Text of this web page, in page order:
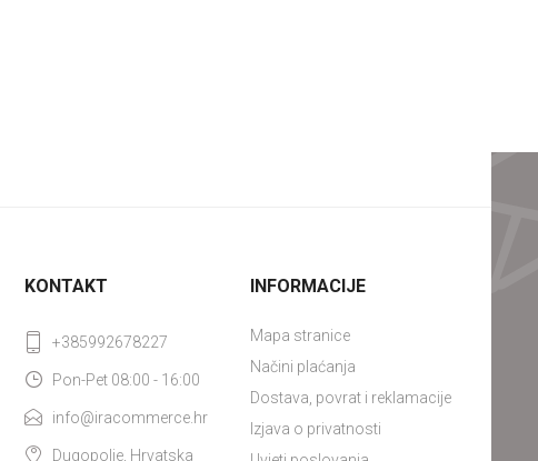
KONTAKT
+385992678227
Pon-Pet 08:00 - 16:00
info@iracommerce.hr
Dugopolje, Hrvatska
INFORMACIJE
Mapa stranice
Načini plaćanja
Dostava, povrat i reklamacije
Izjava o privatnosti